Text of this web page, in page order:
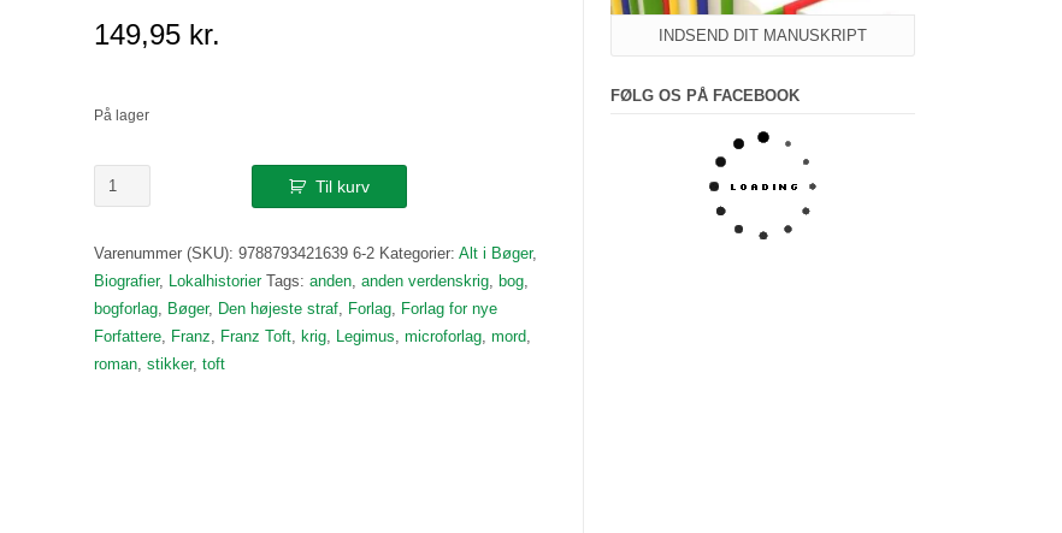
149,95 kr.
På lager
Den
højeste
antal
Til kurv
Varenummer (SKU): 9788793421639 6-2 Kategorier: Alt i Bøger,
Biografier, Lokalhistorier Tags: anden, anden verdenskrig, bog,
bogforlag, Bøger, Den højeste straf, Forlag, Forlag for nye
Forfattere, Franz, Franz Toft, krig, Legimus, microforlag, mord,
roman, stikker, toft
INDSEND DIT MANUSKRIPT
FØLG OS PÅ FACEBOOK